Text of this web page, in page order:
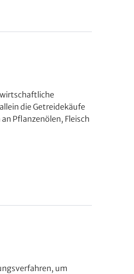
die Getreidekäufe
Pflanzenölen, Fleisch
um